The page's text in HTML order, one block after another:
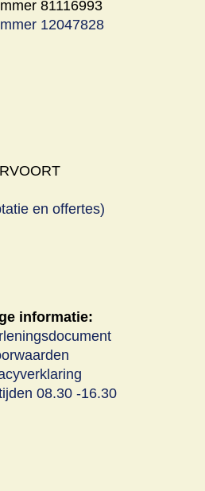
81116993
12047828
en offertes)
informatie:
08.30 -16.30